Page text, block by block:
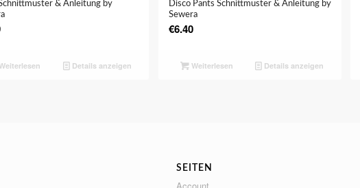
& Anleitung by
Details anzeigen
Disco Pants Schnittmuster & Anleitung by
Sewera
€6.40
Weiterlesen Details anzeigen
SEITEN
Account